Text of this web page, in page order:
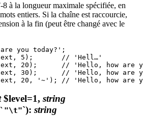
à la longueur maximale spécifiée, en
entiers. Si la chaîne est raccourcie,
à la fin (peut être changé avec le
you today?';
5);       // 'Hell…'
20);      // 'Hello, how are
30);      // 'Hello, how are
$level=1, string
`"\t"`): string